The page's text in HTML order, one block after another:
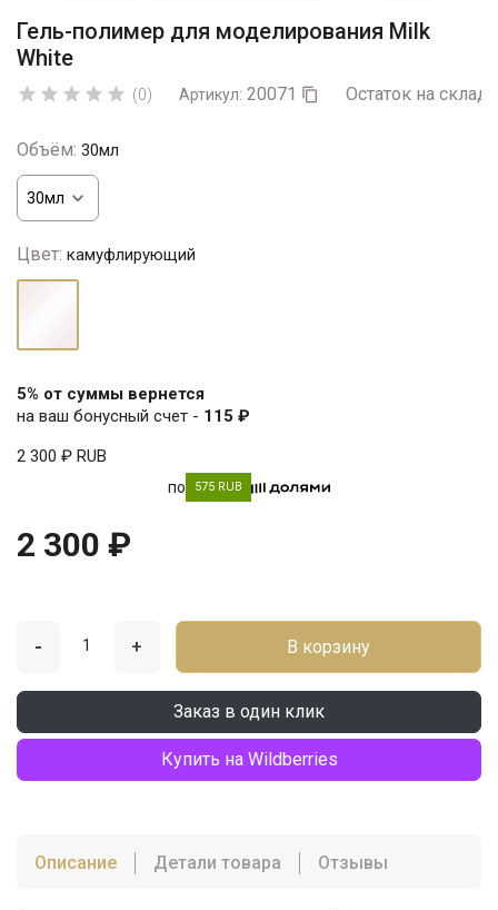
Гель-полимер для моделирования Milk
White
     (0) Артикул: 20071  Остаток на
Объём: 30мл
Цвет: камуфлирующий
5% от суммы вернется
на ваш бонусный счет - 115 ₽
2 300 ₽ RUB
по 575 RUB
2 300 ₽
- + В корзину
Заказ в один клик
Купить на Wildberries
Описание Детали товара Отзывы